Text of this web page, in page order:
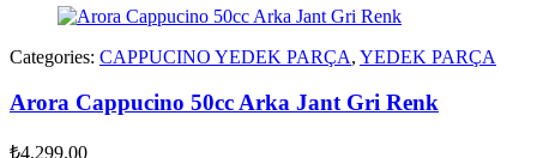
Categories: CAPPUCINO YEDEK PARÇA, YEDEK PARÇA
Arora Cappucino 50cc Arka Jant Gri Renk
₺4,299.00